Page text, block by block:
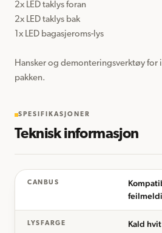
2x LED taklys foran
2x LED taklys bak
1x LED bagasjeroms-lys
Hansker og demonteringsverktøy for
SPESIFIKASJONER
Teknisk informasjon
CANBUS
LYSFARGE Kald